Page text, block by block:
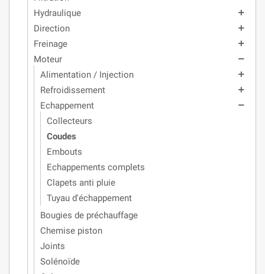
Hydraulique add
Direction add
Freinage add
Moteur remove
Alimentation / Injection add
Refroidissement add
Echappement remove
Collecteurs
Coudes
Embouts
Echappements complets
Clapets anti pluie
Tuyau d'échappement
Bougies de préchauffage
Chemise piston
Joints
Solénoïde